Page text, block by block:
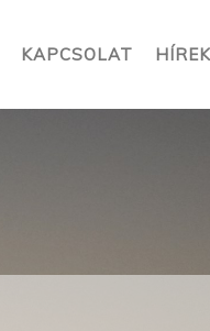
KAPCSOLAT HÍREK